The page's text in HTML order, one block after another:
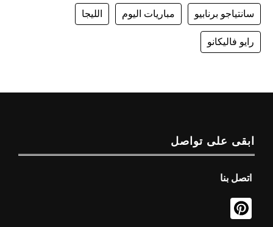
سانتياجو برنابيو مباريات اليوم الليجا
رايو فاليكانو
ابقى على تواصل
اتصل بنا